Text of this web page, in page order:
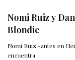
Nomi Ruiz y
Blondie
Nomi Ruiz -antes en
encuentra…